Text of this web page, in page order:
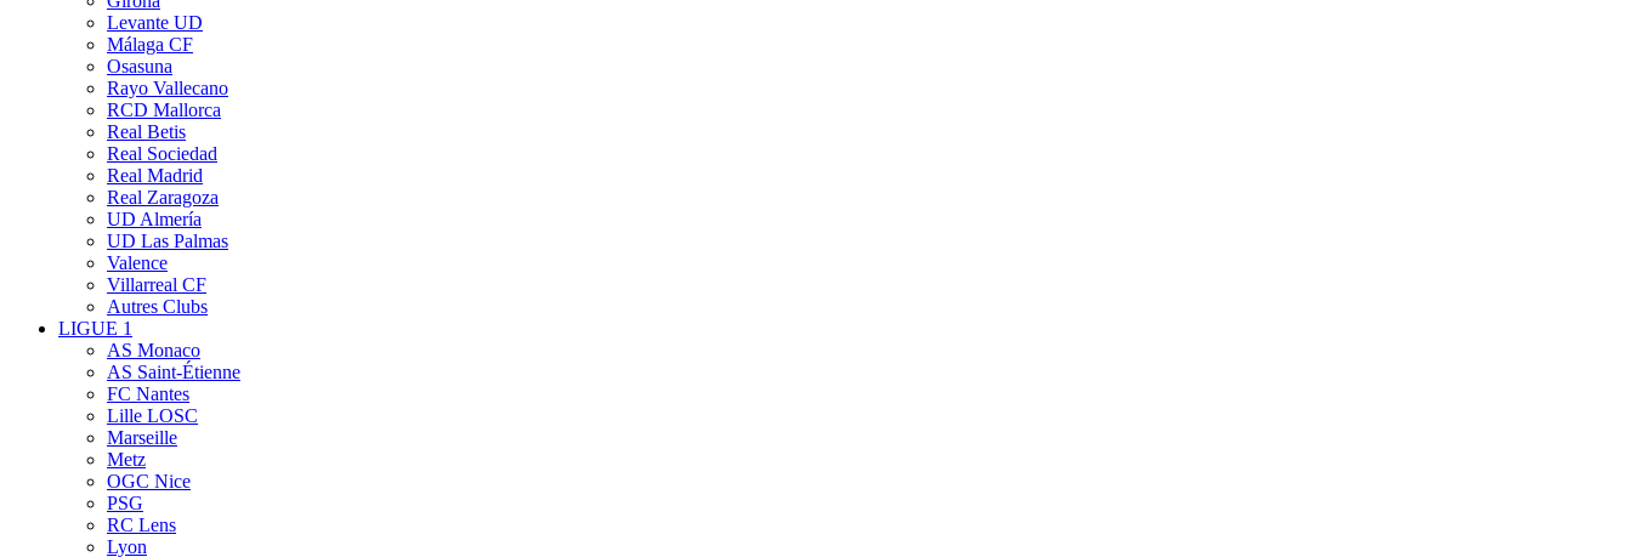
Levante UD
Málaga CF
Osasuna
Rayo Vallecano
RCD Mallorca
Real Betis
Real Sociedad
Real Madrid
Real Zaragoza
UD Almería
UD Las Palmas
Valence
Villarreal CF
Autres Clubs
LIGUE 1
AS Monaco
AS Saint-Étienne
FC Nantes
Lille LOSC
Marseille
Metz
OGC Nice
PSG
RC Lens
Lyon